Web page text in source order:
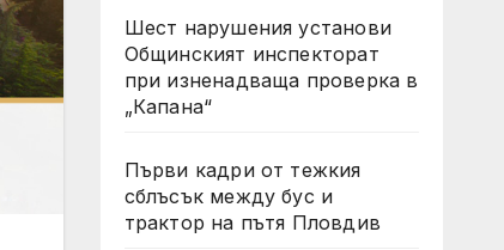
Шест нарушения установи
Общинският инспекторат
при изненадваща проверка в
„Капана“
Първи кадри от тежкия
сблъсък между бус и
трактор на пътя Пловдив